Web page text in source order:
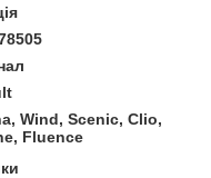
Wind, Scenic, Clio,
Fluence